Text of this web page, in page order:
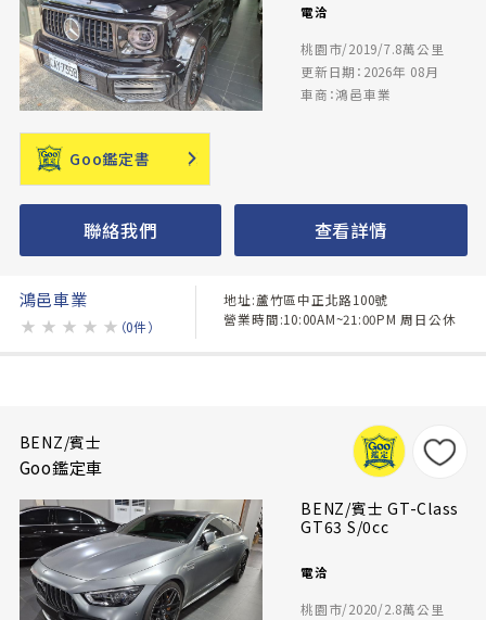
電洽
桃園市/2019/7.8萬公里
更新日期：2026年 08月
車商：鴻邑車業
Goo鑑定書
聯絡我們 查看詳情
鴻邑車業
★ ★ ★ ★ ★ （0件）
地址:蘆竹區中正北路100號
營業時間:10:00AM~21:00PM 周日公休
BENZ/賓士
Goo鑑定車
BENZ/賓士 GT-Class
GT63 S/0cc
電洽
桃園市/2020/2.8萬公里